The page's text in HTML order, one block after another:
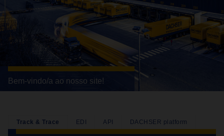
Bem-vindo/a ao nosso site!
Track & Trace EDI API DACHSER platform